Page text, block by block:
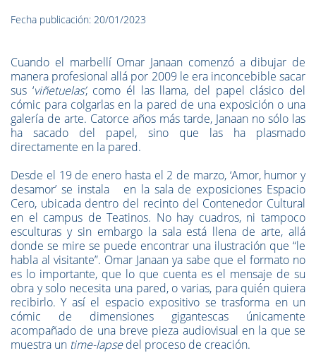
Fecha publicación: 20/01/2023
Cuando el marbellí Omar Janaan comenzó a dibujar de
manera profesional allá por 2009 le era inconcebible sacar
sus ‘viñetuelas’, como él las llama, del papel clásico del
cómic para colgarlas en la pared de una exposición o una
galería de arte. Catorce años más tarde, Janaan no sólo las
ha sacado del papel, sino que las ha plasmado
directamente en la pared.
Desde el 19 de enero hasta el 2 de marzo, ‘Amor, humor y
desamor’ se instala en la sala de exposiciones Espacio
Cero, ubicada dentro del recinto del Contenedor Cultural
en el campus de Teatinos. No hay cuadros, ni tampoco
esculturas y sin embargo la sala está llena de arte, allá
donde se mire se puede encontrar una ilustración que “le
habla al visitante”. Omar Janaan ya sabe que el formato no
es lo importante, que lo que cuenta es el mensaje de su
obra y solo necesita una pared, o varias, para quién quiera
recibirlo. Y así el espacio expositivo se trasforma en un
cómic de dimensiones gigantescas únicamente
acompañado de una breve pieza audiovisual en la que se
muestra un time-lapsedel proceso de creación.